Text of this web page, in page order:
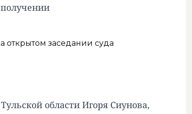
области Игоря Сиунова,